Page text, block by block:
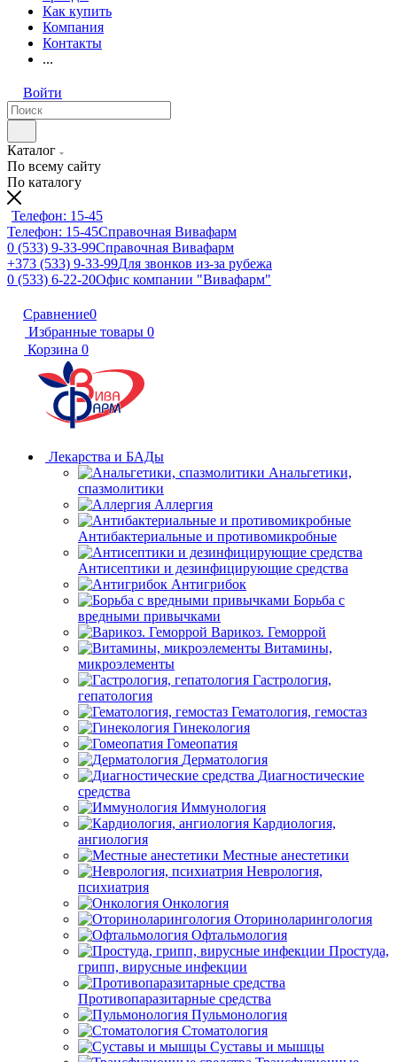
Как купить
Компания
Контакты
...
Войти
Каталог
По всему сайту
По каталогу
Телефон: 15-45
Телефон: 15-45Справочная Вивафарм
0 (533) 9-33-99Справочная Вивафарм
+373 (533) 9-33-99Для звонков из-за рубежа
0 (533) 6-22-20Офис компании "Вивафарм"
Сравнение0
Избранные товары 0
Корзина 0
Лекарства и БАДы
Анальгетики,
спазмолитики
Аллергия
Антибактериальные и противомикробные
Антисептики и дезинфицирующие средства
Антигрибок
Борьба с
вредными привычками
Варикоз. Геморрой
Витамины,
микроэлементы
Гастрология,
гепатология
Гематология, гемостаз
Гинекология
Гомеопатия
Дерматология
Диагностические
средства
Иммунология
Кардиология,
ангиология
Местные анестетики
Неврология,
психиатрия
Онкология
Оториноларингология
Офтальмология
Простуда,
грипп, вирусные инфекции
Противопаразитарные средства
Пульмонология
Стоматология
Суставы и мышцы